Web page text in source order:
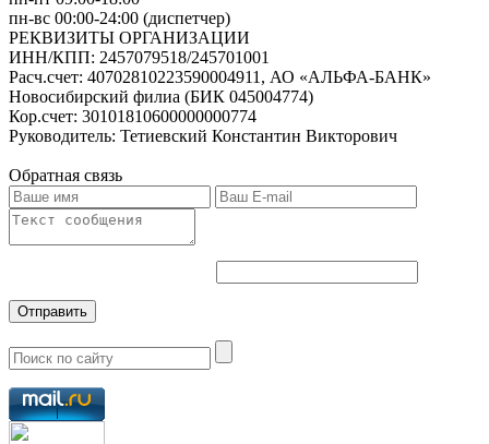
пн-вс 00:00-24:00 (диспетчер)
РЕКВИЗИТЫ ОРГАНИЗАЦИИ
ИНН/КПП: 2457079518/245701001
Расч.счет: 40702810223590004911, АО «АЛЬФА-БАНК»
Новосибирский филиа (БИК 045004774)
Кор.счет: 30101810600000000774
Руководитель: Тетиевский Константин Викторович
Обратная связь
Отправить